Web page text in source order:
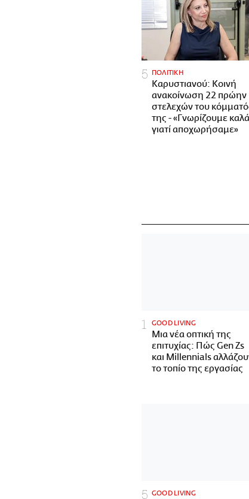
ΠΟΛΙΤΙΚΗ
Καρυστιανού: Κοινή
ανακοίνωση 22 πρώην
στελεχών του
της - «Γνωρίζουμε καλά
γιατί αποχωρήσαμε»
GOOD LIVING
Μια νέα οπτική της
επιτυχίας: Πώς Gen Zs
και Millennials
το τοπίο της εργασίας
GOOD LIVING